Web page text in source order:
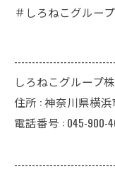
＃しろねこグループ
しろねこグループ
住所 : 神奈川県横
電話番号 : 045-900-